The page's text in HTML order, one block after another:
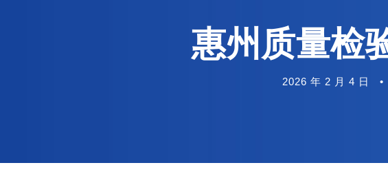
惠州质量检
2026 年 2 月 4 日 •